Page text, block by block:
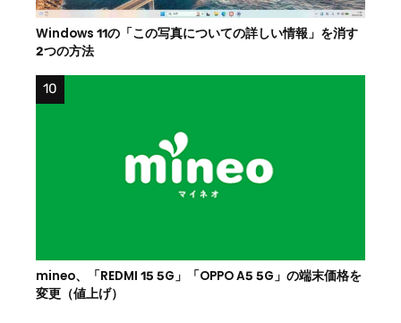
Windows 11の「この写真についての詳しい情報」を消す
2つの方法
mineo、「REDMI 15 5G」「OPPO A5 5G」の端末価格を
変更（値上げ）